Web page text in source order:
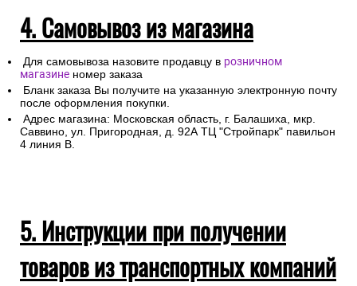
4. Самовывоз из магазина
Для самовывоза назовите продавцу в розничном
магазине номер заказа
Бланк заказа Вы получите на указанную электронную почту
после оформления покупки.
Адрес магазина: Московская область, г. Балашиха, мкр.
Саввино, ул. Пригородная, д. 92А ТЦ "Стройпарк" павильон
4 линия В.
5. Инструкции при получении
товаров из транспортных компаний